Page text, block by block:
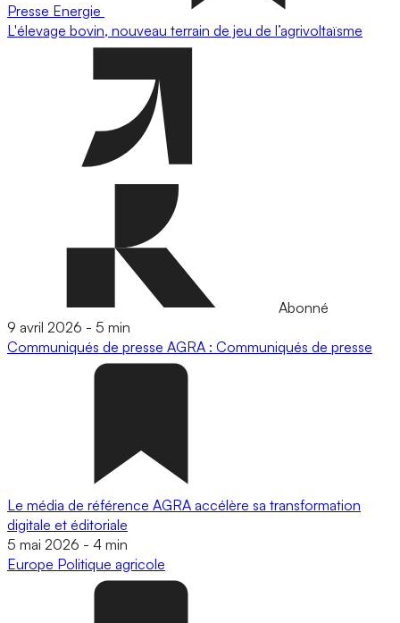
Presse Energie
L'élevage bovin, nouveau terrain de jeu de l’agrivoltaïsme
Abonné
9 avril 2026 - 5 min
Communiqués de presse AGRA : Communiqués de presse
Le média de référence AGRA accélère sa transformation
digitale et éditoriale
5 mai 2026 - 4 min
Europe Politique agricole